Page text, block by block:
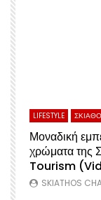
Watch Later
LIFESTYLE
Μοναδική
χρώματα της
Tourism
SKIATHOS